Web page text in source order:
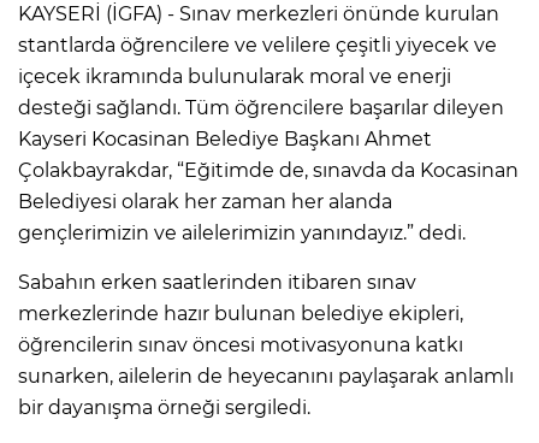
KAYSERİ (İGFA) - Sınav merkezleri önünde kurulan
stantlarda öğrencilere ve velilere çeşitli yiyecek ve
içecek ikramında bulunularak moral ve enerji
desteği sağlandı. Tüm öğrencilere başarılar dileyen
Kayseri Kocasinan Belediye Başkanı Ahmet
Çolakbayrakdar, “Eğitimde de, sınavda da Kocasinan
Belediyesi olarak her zaman her alanda
gençlerimizin ve ailelerimizin yanındayız.” dedi.
Sabahın erken saatlerinden itibaren sınav
merkezlerinde hazır bulunan belediye ekipleri,
öğrencilerin sınav öncesi motivasyonuna katkı
sunarken, ailelerin de heyecanını paylaşarak anlamlı
bir dayanışma örneği sergiledi.